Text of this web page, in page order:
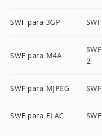
SWF para 3GP
SWF para M4A
2
SWF para MJPEG
SWF para FLAC